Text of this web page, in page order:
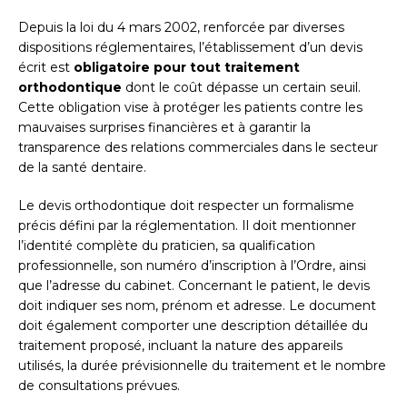
Depuis la loi du 4 mars 2002, renforcée par diverses
dispositions réglementaires, l’établissement d’un devis
écrit est obligatoire pour tout traitement
orthodontique dont le coût dépasse un certain seuil.
Cette obligation vise à protéger les patients contre les
mauvaises surprises financières et à garantir la
transparence des relations commerciales dans le secteur
de la santé dentaire.
Le devis orthodontique doit respecter un formalisme
précis défini par la réglementation. Il doit mentionner
l’identité complète du praticien, sa qualification
professionnelle, son numéro d’inscription à l’Ordre, ainsi
que l’adresse du cabinet. Concernant le patient, le devis
doit indiquer ses nom, prénom et adresse. Le document
doit également comporter une description détaillée du
traitement proposé, incluant la nature des appareils
utilisés, la durée prévisionnelle du traitement et le nombre
de consultations prévues.